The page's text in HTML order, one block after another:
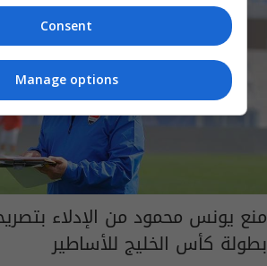
منع يونس محمود من الإدلاء
بطولة كأس الخليج للأساطير
Consent
Manage options